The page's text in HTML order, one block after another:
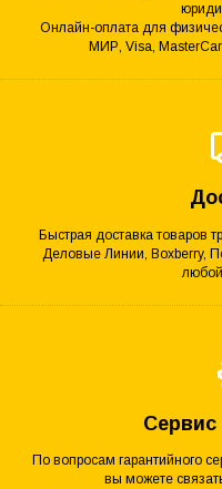
Онлайн-оплата для
МИР, Visa,
Быстрая доставка товаров
Деловые Линии, Boxberry,
Сервис
По вопросам гарантийного
вы можете